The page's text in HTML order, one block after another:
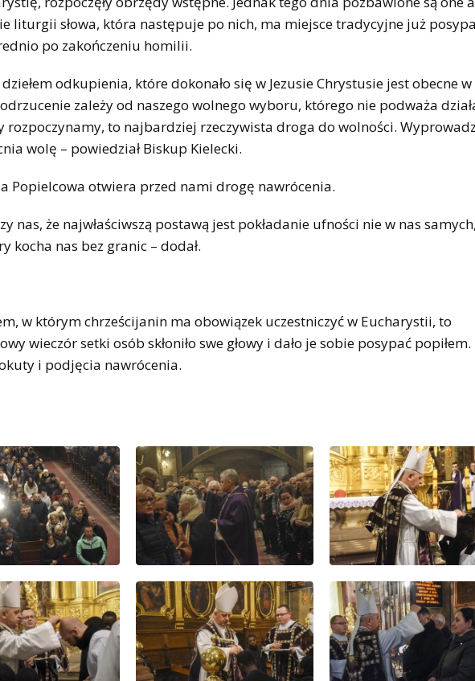
liturgii słowa, która następuje po nich, ma miejsce tradycyjne już
po zakończeniu homilii.
odkupienia, które dokonało się w Jezusie Chrystusie jest obecne w
zależy od naszego wolnego wyboru, którego nie podważa
rozpoczynamy, to najbardziej rzeczywista droga do wolności.
wolę – powiedział Biskup Kielecki.
Popielcowa otwiera przed nami drogę nawrócenia.
nas, że najwłaściwszą postawą jest pokładanie ufności nie w nas samych,
kocha nas bez granic – dodał.
w którym chrześcijanin ma obowiązek uczestniczyć w Eucharystii, to
wieczór setki osób skłoniło swe głowy i dało je sobie posypać popiłem.
i podjęcia nawrócenia.